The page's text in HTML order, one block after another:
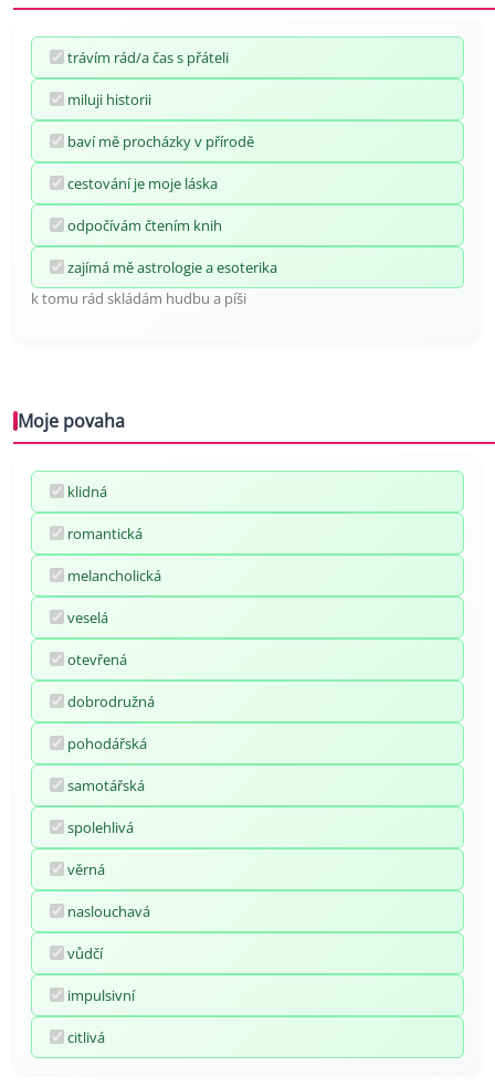
trávím rád/a čas s přáteli
miluji historii
baví mě procházky v přírodě
cestování je moje láska
odpočívám čtením knih
zajímá mě astrologie a esoterika
k tomu rád skládám hudbu a píši
Moje povaha
klidná
romantická
melancholická
veselá
otevřená
dobrodružná
pohodářská
samotářská
spolehlivá
věrná
naslouchavá
vůdčí
impulsivní
citlivá